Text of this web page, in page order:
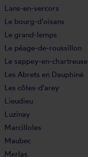
Lans-en-vercors
Le bourg-d'oisans
Le grand-lemps
Le péage-de-roussillon
Le sappey-en-chartreuse
Les Abrets en Dauphiné
Les côtes-d'arey
Lieudieu
Luzinay
Marcilloles
Maubec
Merlas